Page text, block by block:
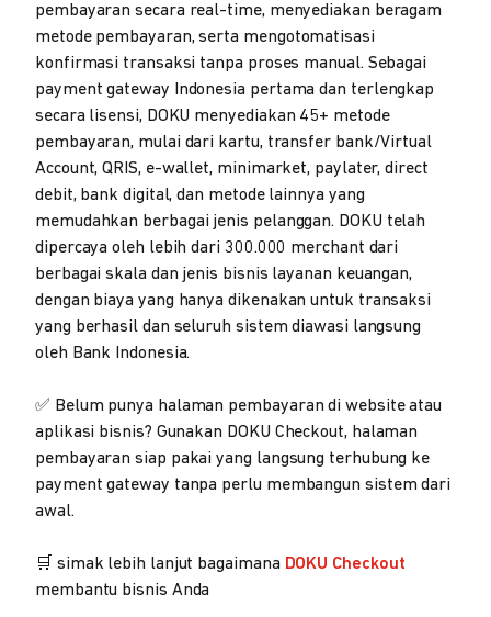
pembayaran secara real-time, menyediakan beragam
metode pembayaran, serta mengotomatisasi
konfirmasi transaksi tanpa proses manual. Sebagai
payment gateway Indonesia pertama dan terlengkap
secara lisensi, DOKU menyediakan 45+ metode
pembayaran, mulai dari kartu, transfer bank/Virtual
Account, QRIS, e-wallet, minimarket, paylater, direct
debit, bank digital, dan metode lainnya yang
memudahkan berbagai jenis pelanggan. DOKU telah
dipercaya oleh lebih dari 300.000 merchant dari
berbagai skala dan jenis bisnis layanan keuangan,
dengan biaya yang hanya dikenakan untuk transaksi
yang berhasil dan seluruh sistem diawasi langsung
oleh Bank Indonesia.
✅ Belum punya halaman pembayaran di website atau
aplikasi bisnis? Gunakan DOKU Checkout, halaman
pembayaran siap pakai yang langsung terhubung ke
payment gateway tanpa perlu membangun sistem dari
awal.
🛒 simak lebih lanjut bagaimana DOKU Checkout
membantu bisnis Anda